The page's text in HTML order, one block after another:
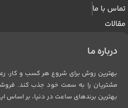
تماس با ما
مقالات
درباره ما
بهترین روش برای شروع هر کسب و کار،
مشتریان را به سمت خود جذب کند.
بهترین برندهای ساعت در دنیا، بر